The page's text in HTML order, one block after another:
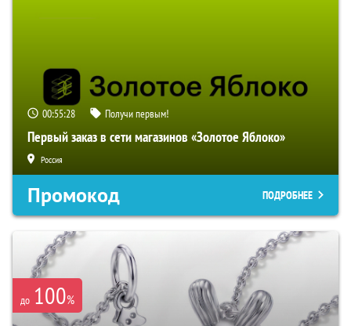
00:55:27 Получи первым!
Первый заказ в сети магазинов «Золотое Яблоко»
Россия
Промокод ПОДРОБНЕЕ
до 100%